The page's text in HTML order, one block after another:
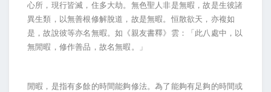
心所，現行皆滅，住多大劫。無色聖人非是無暇，故是生彼諸
異生類，以無善根修解脫道，故是無暇。恒散欲天，亦複如
是，故說彼等亦名無暇。如《親友書釋》雲：「此八處中，以
無閒暇，修作善品，故名無暇。」
閒暇，是指有多餘的時間能夠修法。為了能夠有足夠的時間或